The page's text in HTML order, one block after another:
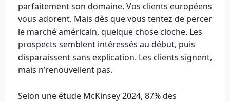
parfaitement son domaine. Vos clients européens
vous adorent. Mais dès que vous tentez de percer
le marché américain, quelque chose cloche. Les
prospects semblent intéressés au début, puis
disparaissent sans explication. Les clients signent,
mais n’renouvellent pas.
Selon une étude McKinsey 2024, 87% des